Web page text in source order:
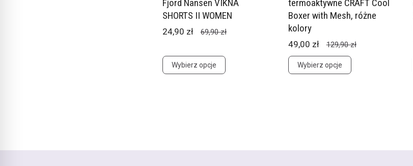
Fjord Nansen VIKNA
SHORTS II WOMEN
24,90 zł 69,90 zł
Wybierz opcje
termoaktywne CRAFT Cool
Boxer with Mesh, różne
kolory
49,00 zł 129,90 zł
Wybierz opcje